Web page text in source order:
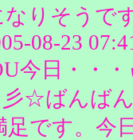
りそうで
08-23
今日・・
☆ばんば
足です。今